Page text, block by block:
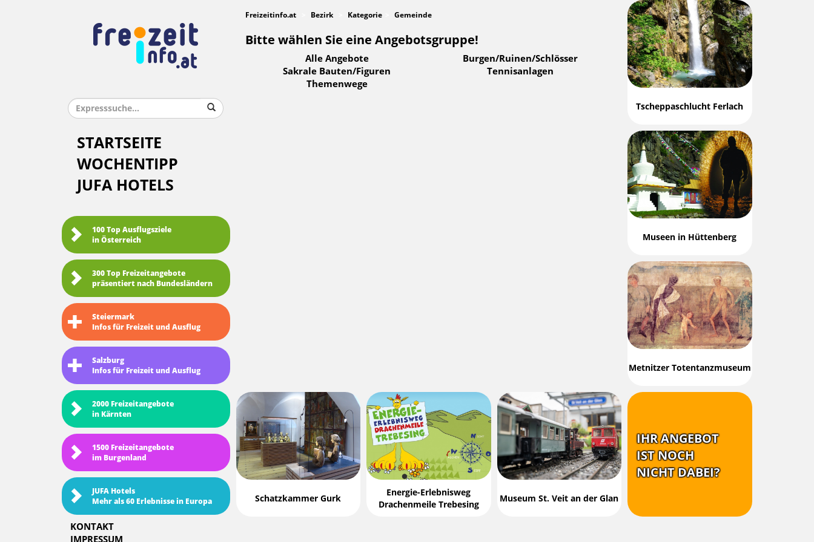
STARTSEITE
WOCHENTIPP
JUFA HOTELS
100 Top Ausflugsziele
in Österreich
300 Top Freizeitangebote
präsentiert nach Bundesländern
Steiermark
Infos für Freizeit und Ausflug
Salzburg
Infos für Freizeit und Ausflug
2000 Freizeitangebote
in Kärnten
1500 Freizeitangebote
im Burgenland
JUFA Hotels
Mehr als 60 Erlebnisse in Europa
KONTAKT
IMPRESSUM
Freizeitinfo.at Bezirk Kategorie Gemeinde
Bitte wählen Sie eine Angebotsgruppe!
Alle Angebote
Burgen/Ruinen/Schlösser
Sakrale Bauten/Figuren
Tennisanlagen
Themenwege
Tscheppaschlucht Ferlach
Museen in Hüttenberg
Metnitzer Totentanzmuseum
Schatzkammer Gurk
Energie-Erlebnisweg
Drachenmeile Trebesing
Museum St. Veit an der Glan
IHR ANGEBOT
IST NOCH
NICHT DABEI?